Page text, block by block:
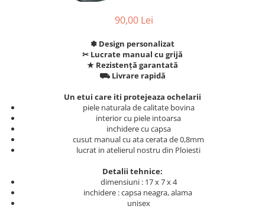
90,00 Lei
✽ Design personalizat
✂︎ Lucrate manual cu grijă
★ Rezistență garantată
⛟ Livrare rapidă
Un etui care iti protejeaza ochelarii
piele naturala de calitate bovina
interior cu piele intoarsa
inchidere cu capsa
cusut manual cu ata cerata de 0,8mm
lucrat in atelierul nostru din Ploiesti
Detalii tehnice:
dimensiuni : 17 x 7 x 4
inchidere : capsa neagra, alama
unisex